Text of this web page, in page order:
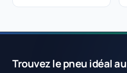
Trouvez le pneu idéal